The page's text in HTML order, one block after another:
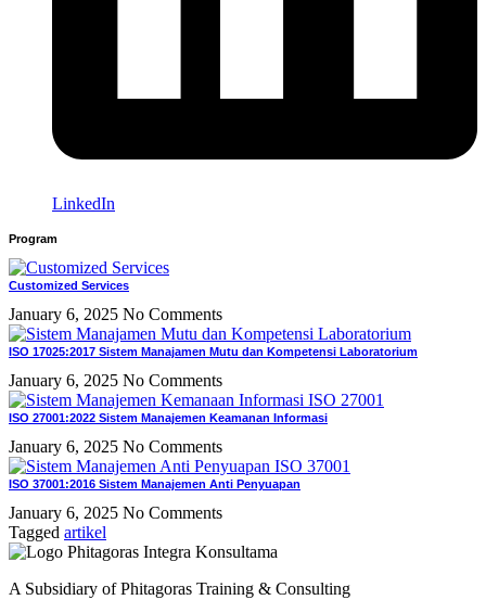
LinkedIn
Program
Customized Services
January 6, 2025 No Comments
ISO 17025:2017 Sistem Manajamen Mutu dan Kompetensi Laboratorium
January 6, 2025 No Comments
ISO 27001:2022 Sistem Manajemen Keamanan Informasi
January 6, 2025 No Comments
ISO 37001:2016 Sistem Manajemen Anti Penyuapan
January 6, 2025 No Comments
Tagged artikel
A Subsidiary of Phitagoras Training & Consulting